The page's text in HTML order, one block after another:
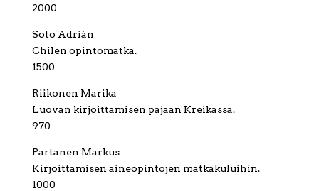
2000
Soto Adrián
Chilen opintomatka.
1500
Riikonen Marika
Luovan kirjoittamisen pajaan Kreikassa.
970
Partanen Markus
Kirjoittamisen aineopintojen matkakuluihin.
1000